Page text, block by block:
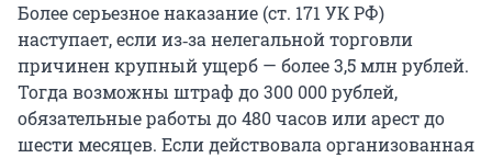
Более серьезное наказание (ст. 171 УК РФ)
наступает, если из‑за нелегальной торговли
причинен крупный ущерб — более3,5 млнрублей.
Тогда возможны штраф до300 000рублей,
обязательные работы до480часов или арест до
шести месяцев. Если действовала организованная